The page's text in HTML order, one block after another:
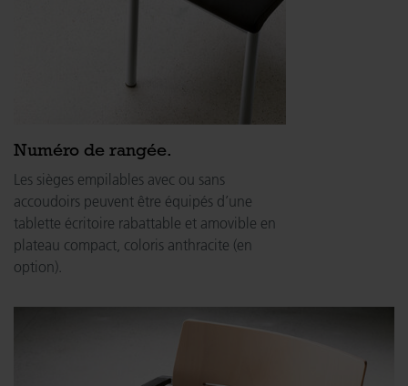
Numéro de rangée.
Les sièges empilables avec ou sans
accoudoirs peuvent être équipés d’une
tablette écritoire rabattable et amovible en
plateau compact, coloris anthracite (en
option).